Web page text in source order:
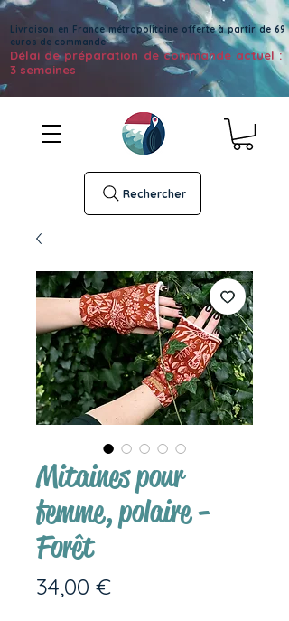
Livraison en France métropolitaine offerte à partir de 69
euros de commande
Délai de préparation de commande actuel :
3 semaines
Rechercher
Mitaines pour
femme, polaire -
Forêt
34,00 €Prix